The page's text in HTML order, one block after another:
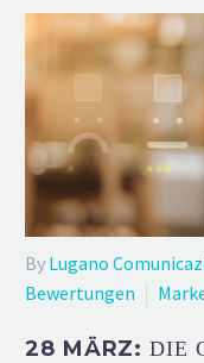
By Lugano
Bewertungen
28 MÄRZ:DIE